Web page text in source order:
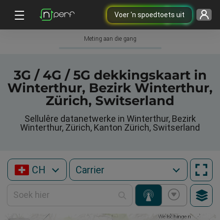
Voer 'n spoedtoets uit
Meting aan die gang
3G / 4G / 5G dekkingskaart in
Winterthur, Bezirk Winterthur,
Zürich, Switserland
Sellulêre datanetwerke in Winterthur, Bezirk
Winterthur, Zürich, Kanton Zürich, Switserland
CH